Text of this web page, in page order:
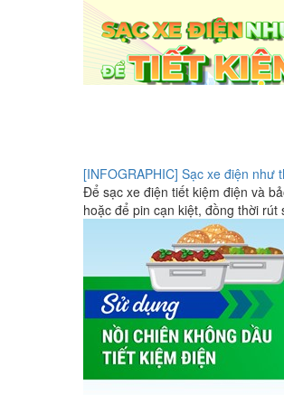
[INFOGRAPHIC] Sạc xe điện như
Để sạc xe điện tiết kiệm điện và
hoặc để pin cạn kiệt, đồng thời rút